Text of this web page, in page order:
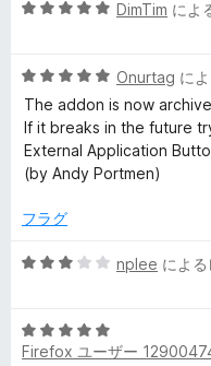
価
中
評
価
5
中
5
の
評
価
DimTim によ
5
段
階
中
5
評
Onurtag に
The addon is now
If it breaks in the future
External Application
(by Andy Portmen)
フラグ
5
中
3
nplee によ
5
段
Firefox ユーザー